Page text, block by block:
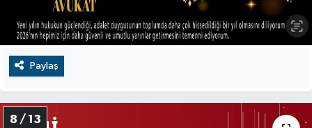
Paylaş
8 / 13